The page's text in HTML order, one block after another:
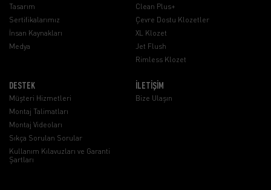
Tasarım
Sertifikalarımız
İnsan Kaynakları
Medya
Clean Plus+
Çevre Dostu Klozetler
XL Klozet
Jet Flush
Rimless Klozet
DESTEK
Müşteri Hizmetleri
Montaj Talimatları
Montaj Videoları
Sıkça Sorulan Sorular
Kullanım Kılavuzları ve Garanti
Şartları
İLETİŞİM
Bize Ulaşın